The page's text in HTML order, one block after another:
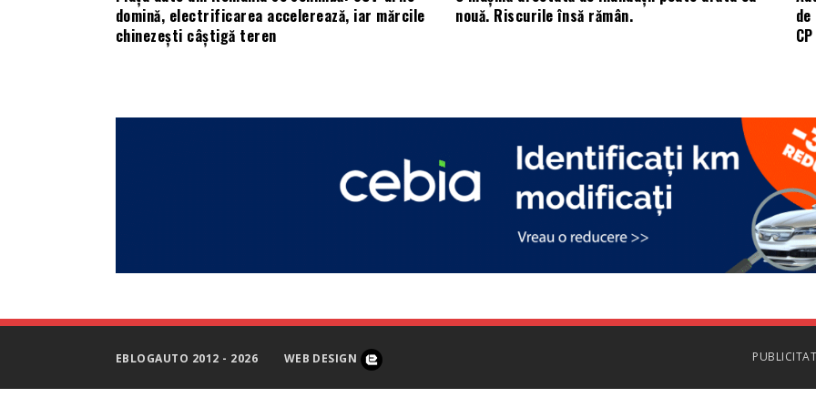
domină, electrificarea accelerează, iar mărcile
chinezești câștigă teren
nouă. Riscurile însă rămân.
EBLOGAUTO 2012 - 2026 WEB DESIGN